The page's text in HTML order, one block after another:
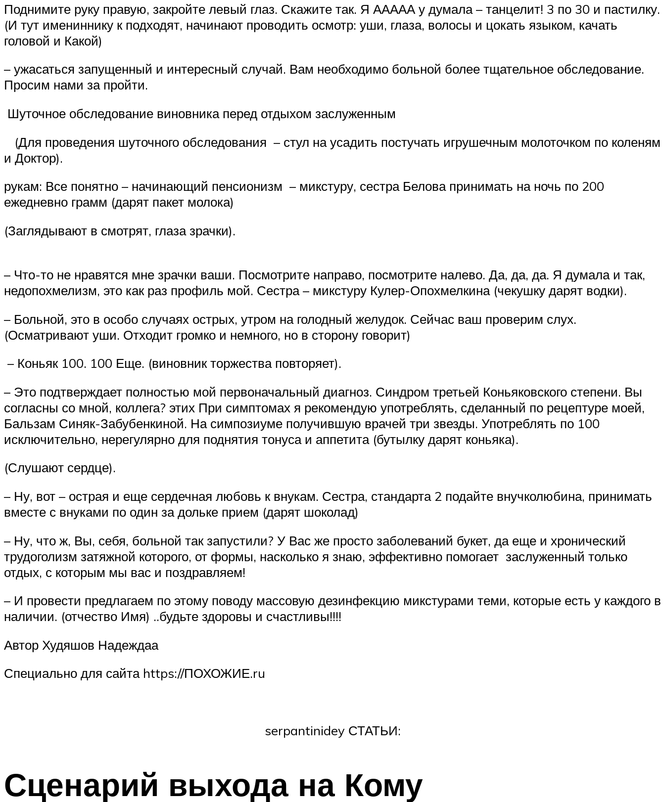
Поднимите руку правую, закройте левый глаз. Скажите так. Я ААААА у думала – танцелит! 3 по 30 и пастилку.
(И тут имениннику к подходят, начинают проводить осмотр: уши, глаза, волосы и цокать языком, качать
головой и Какой)
– ужасаться запущенный и интересный случай. Вам необходимо больной более тщательное обследование.
Просим нами за пройти.
Шуточное обследование виновника перед отдыхом заслуженным
(Для проведения шуточного обследования – стул на усадить постучать игрушечным молоточком по коленям
и Доктор).
рукам: Все понятно – начинающий пенсионизм – микстуру, сестра Белова принимать на ночь по 200
ежедневно грамм (дарят пакет молока)
(Заглядывают в смотрят, глаза зрачки).
– Что-то не нравятся мне зрачки ваши. Посмотрите направо, посмотрите налево. Да, да, да. Я думала и так,
недопохмелизм, это как раз профиль мой. Сестра – микстуру Кулер-Опохмелкина (чекушку дарят водки).
– Больной, это в особо случаях острых, утром на голодный желудок. Сейчас ваш проверим слух.
(Осматривают уши. Отходит громко и немного, но в сторону говорит)
– Коньяк 100. 100 Еще. (виновник торжества повторяет).
– Это подтверждает полностью мой первоначальный диагноз. Синдром третьей Коньяковского степени. Вы
согласны со мной, коллега? этих При симптомах я рекомендую употреблять, сделанный по рецептуре моей,
Бальзам Синяк-Забубенкиной. На симпозиуме получившую врачей три звезды. Употреблять по 100
исключительно, нерегулярно для поднятия тонуса и аппетита (бутылку дарят коньяка).
(Слушают сердце).
– Ну, вот – острая и еще сердечная любовь к внукам. Сестра, стандарта 2 подайте внучколюбина, принимать
вместе с внуками по один за дольке прием (дарят шоколад)
– Ну, что ж, Вы, себя, больной так запустили? У Вас же просто заболеваний букет, да еще и хронический
трудоголизм затяжной которого, от формы, насколько я знаю, эффективно помогает заслуженный только
отдых, с которым мы вас и поздравляем!
– И провести предлагаем по этому поводу массовую дезинфекцию микстурами теми, которые есть у каждого в
наличии. (отчество Имя) ..будьте здоровы и счастливы!!!!
Автор Худяшов Надеждаа
Специально для сайта https://ПОХОЖИЕ.ru
serpantinidey СТАТЬИ:
Сценарий выхода на Кому